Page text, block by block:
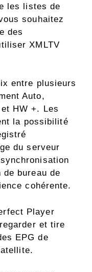
les listes de
souhaitez
des
XMLTV
entre plusieurs
Auto,
HW +. Les
la possibilité
du serveur
bureau de
cohérente.
Player
et tire
EPG de